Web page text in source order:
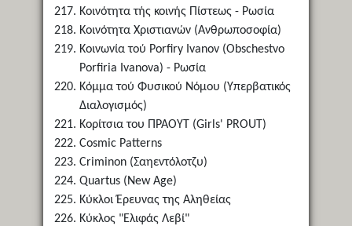
Κοινότητα τής κοινής Πίστεως - Ρωσία
Κοινότητα Χριστιανών (Ανθρωποσοφία)
Κοινωνία τού Porfiry Ivanov (Obschestvo
Porfiria Ivanova) - Ρωσία
Κόμμα τού Φυσικού Νόμου (Υπερβατικός
Διαλογισμός)
Κορίτσια του ΠΡΑΟΥΤ (Girls' PROUT)
Cosmic Patterns
Criminon (Σαηεντόλοτζυ)
Quartus (New Age)
Κύκλοι Έρευνας της Αληθείας
Κύκλος "Ελιφάς Λεβί"